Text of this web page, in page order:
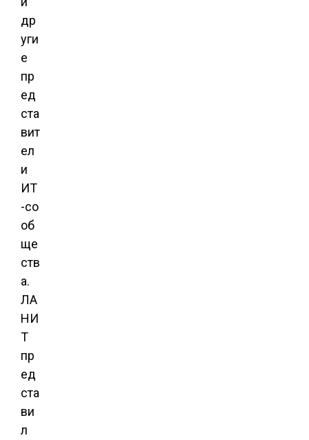
др
уги
е
пр
ед
ста
вит
ел
и
ИТ
-со
об
ще
ств
а.
ЛА
НИ
Т
пр
ед
ста
ви
л